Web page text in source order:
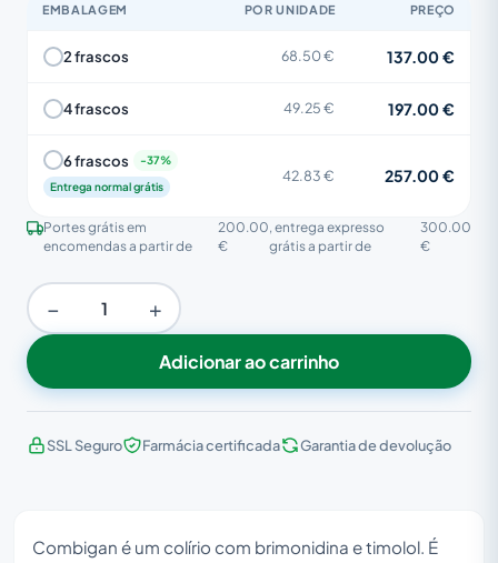
EMBALAGEM POR UNIDADE PREÇO
2 frascos 68.50 € 137.00 €
4 frascos 49.25 € 197.00 €
6 frascos
Entrega normal grátis
42.83 € 257.00 €
Portes grátis em
encomendas a partir de
200.00
€
, entrega expresso
grátis a partir de
300.00
€
− +
Adicionar ao carrinho
SSL Seguro Farmácia certificada Garantia de devolução
Combigan é um colírio com brimonidina e timolol. É